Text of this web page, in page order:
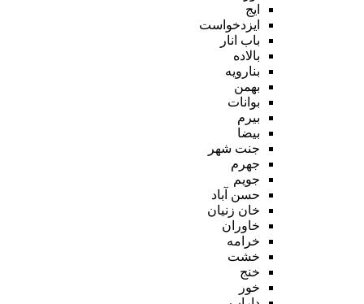
ایج
ایزدخواست
باب انار
بالاده
بنارویه
بهمن
بوانات
بیرم
بیضا
جنت شهر
جهرم
جویم
حسن آباد
خان زنیان
خاوران
خرامه
خشت
خنج
خور